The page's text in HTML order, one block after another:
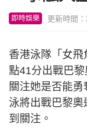
即時娛樂 更新時間
香港泳隊「女飛
點41分出戰巴
關注她是否能
泳將出戰巴黎奧
到關注。